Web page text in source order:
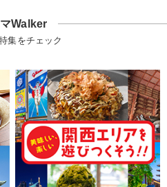
Walker
集をチェック